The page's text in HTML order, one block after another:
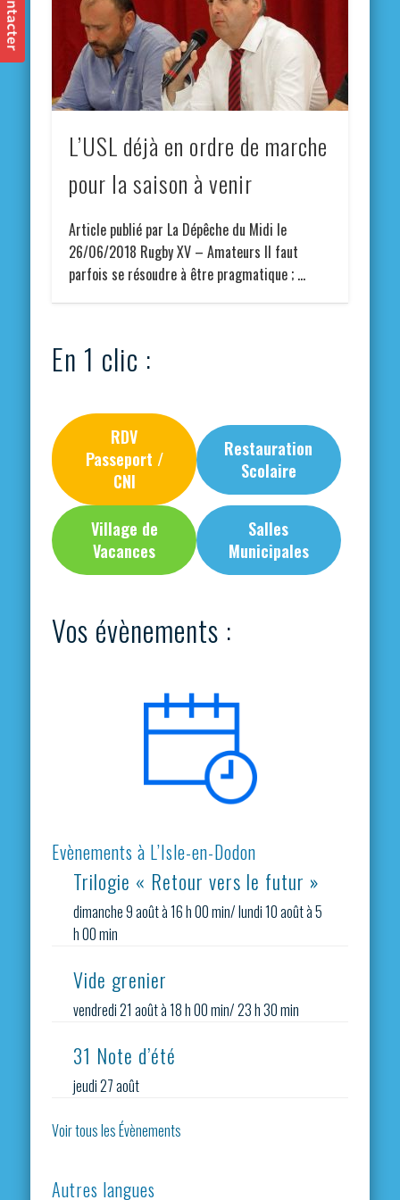
L’USL déjà en ordre de marche
pour la saison à venir
Article publié par La Dépêche du Midi le
26/06/2018 Rugby XV – Amateurs Il faut
parfois se résoudre à être pragmatique ; …
En 1 clic :
RDV
Passeport /
CNI
Restauration
Scolaire
Village de
Vacances
Salles
Municipales
Vos évènements :
Evènements à L’Isle-en-Dodon
Trilogie « Retour vers le futur »
dimanche 9 août à 16 h 00 min/lundi 10 août à 5
h 00 min
Vide grenier
vendredi 21 août à 18 h 00 min/23 h 30 min
31 Note d’été
jeudi 27 août
Voir tous les Évènements
Autres langues